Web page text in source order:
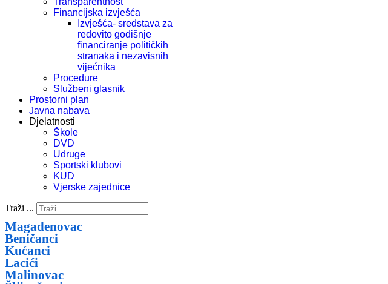
Financijska izvješća
Izvješća- sredstava za
redovito godišnje
financiranje političkih
stranaka i nezavisnih
vijećnika
Procedure
Službeni glasnik
Prostorni plan
Javna nabava
Djelatnosti
Škole
DVD
Udruge
Sportski klubovi
KUD
Vjerske zajednice
Traži ...
Magadenovac
Beničanci
Kućanci
Lacići
Malinovac